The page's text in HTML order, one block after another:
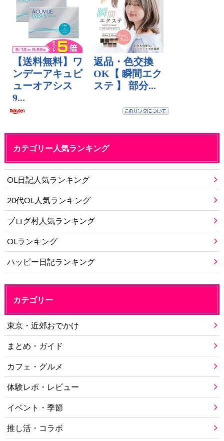
カテゴリー人気ランキング
OL日記人気ランキング
20代OL人気ランキング
ブログ村人気ランキング
OLランキング
ハッピー日記ランキング
カテゴリー
東京・近郊おでかけ
まとめ・ガイド
カフェ・グルメ
体験レポ・レビュー
イベント・季節
推し活・コラボ